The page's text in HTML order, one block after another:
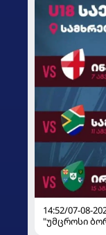
14:52/07-08-
"უმცროსი